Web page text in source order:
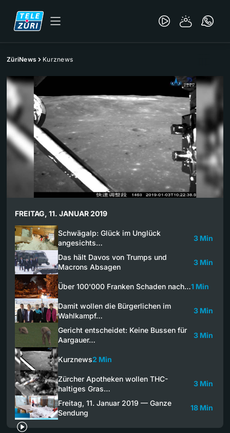
ZüriNews Kurznews
FREITAG, 11. JANUAR 2019
Schwägalp: Glück im Unglück
angesichts…
3 Min
Das hält Davos von Trumps und
Macrons Absagen
3 Min
Über 100'000 Franken Schaden nach…1 Min
Damit wollen die Bürgerlichen im
Wahlkampf…
3 Min
Gericht entscheidet: Keine Bussen für
Aargauer…
3 Min
Kurznews2 Min
Zürcher Apotheken wollen THC-
haltiges Gras…
3 Min
Freitag, 11. Januar 2019 — Ganze
Sendung
18 Min